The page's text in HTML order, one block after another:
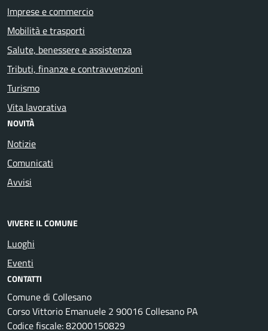
Imprese e commercio
Mobilità e trasporti
Salute, benessere e assistenza
Tributi, finanze e contravvenzioni
Turismo
Vita lavorativa
NOVITÀ
Notizie
Comunicati
Avvisi
VIVERE IL COMUNE
Luoghi
Eventi
CONTATTI
Comune di Collesano
Corso Vittorio Emanuele 2 90016 Collesano PA
Codice fiscale: 82000150829